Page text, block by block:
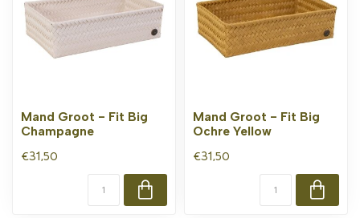
Mand Groot - Fit Big
Champagne
€31,50
Mand Groot - Fit Big
Ochre Yellow
€31,50